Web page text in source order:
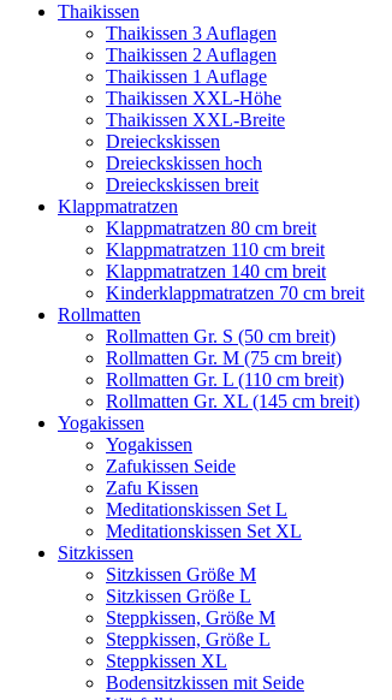
Thaikissen
Thaikissen 3 Auflagen
Thaikissen 2 Auflagen
Thaikissen 1 Auflage
Thaikissen XXL-Höhe
Thaikissen XXL-Breite
Dreieckskissen
Dreieckskissen hoch
Dreieckskissen breit
Klappmatratzen
Klappmatratzen 80 cm breit
Klappmatratzen 110 cm breit
Klappmatratzen 140 cm breit
Kinderklappmatratzen 70 cm breit
Rollmatten
Rollmatten Gr. S (50 cm breit)
Rollmatten Gr. M (75 cm breit)
Rollmatten Gr. L (110 cm breit)
Rollmatten Gr. XL (145 cm breit)
Yogakissen
Yogakissen
Zafukissen Seide
Zafu Kissen
Meditationskissen Set L
Meditationskissen Set XL
Sitzkissen
Sitzkissen Größe M
Sitzkissen Größe L
Steppkissen, Größe M
Steppkissen, Größe L
Steppkissen XL
Bodensitzkissen mit Seide